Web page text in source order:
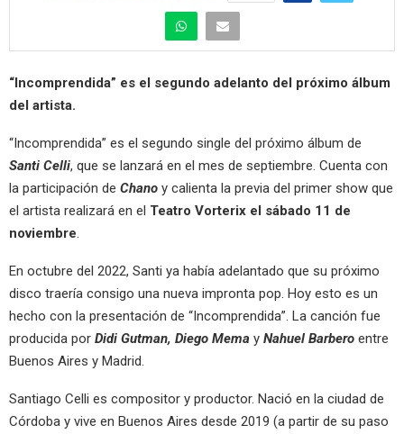
“Incomprendida” es el segundo adelanto del próximo álbum
del artista.
“Incomprendida” es el segundo single del próximo álbum de
Santi Celli, que se lanzará en el mes de septiembre. Cuenta con
la participación de Chano y calienta la previa del primer show que
el artista realizará en el Teatro Vorterix el sábado 11 de
noviembre.
En octubre del 2022, Santi ya había adelantado que su próximo
disco traería consigo una nueva impronta pop. Hoy esto es un
hecho con la presentación de “Incomprendida”. La canción fue
producida por Didi Gutman, Diego Mema y Nahuel Barbero entre
Buenos Aires y Madrid.
Santiago Celli es compositor y productor. Nació en la ciudad de
Córdoba y vive en Buenos Aires desde 2019 (a partir de su paso